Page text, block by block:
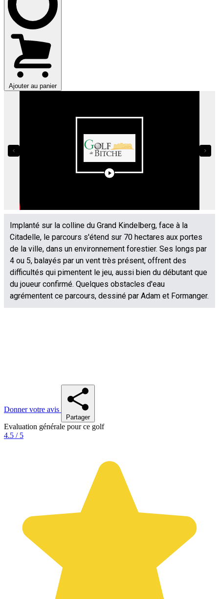
Ajouter au panier
Donner votre avis
Partager
Evaluation générale pour ce golf
4.5 / 5